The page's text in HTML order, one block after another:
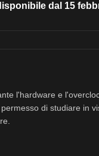
dal 15
l'hardware e
di studiare in